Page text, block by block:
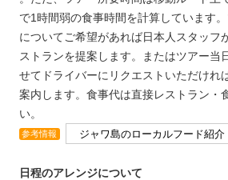
で1時間弱の食事時間を計算しています
についてご希望があれば日本人スタッフ
ストランを提案します。またはツアー当
せてドライバーにリクエストいただけれ
案内します。食事代は直接レストラン・
い。
参考情報 ジャワ島のローカルフード紹介
日程のアレンジについて